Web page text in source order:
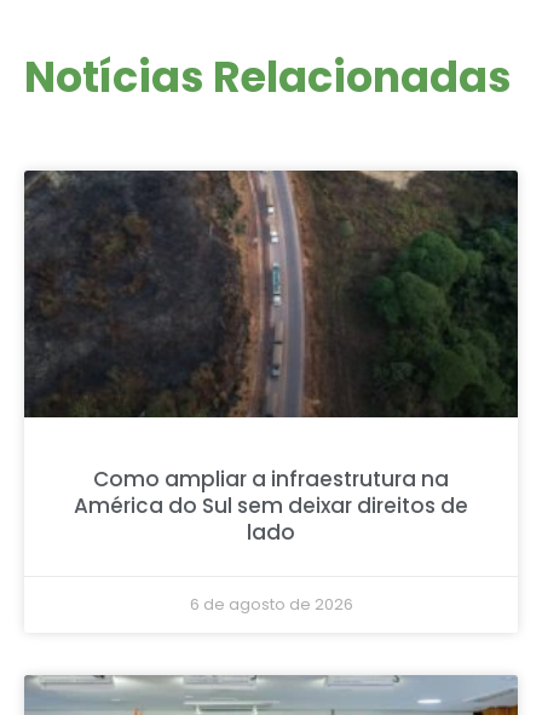
Notícias Relacionadas
Como ampliar a infraestrutura na
América do Sul sem deixar direitos de
lado
6 de agosto de 2026